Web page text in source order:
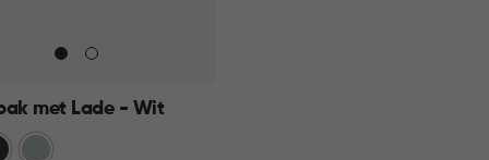
met Lade - Wit
Mistig